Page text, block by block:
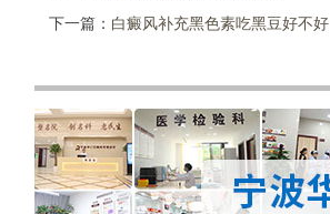
下一篇： 白癜风补充黑色素吃黑豆好不好